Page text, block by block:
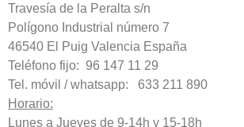
Travesía de la Peralta s/n
Polígono Industrial número 7
46540 El Puig Valencia España
Teléfono fijo: 96 147 11 29
Tel. móvil / whatsapp: 633 211 890
Horario:
Lunes a Jueves de 9-14h y 15-18h